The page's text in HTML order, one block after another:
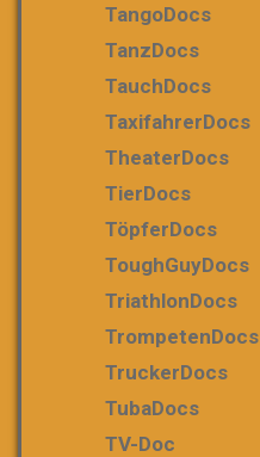
TangoDocs
TanzDocs
TauchDocs
TaxifahrerDocs
TheaterDocs
TierDocs
TöpferDocs
ToughGuyDocs
TriathlonDocs
TrompetenDocs
TruckerDocs
TubaDocs
TV-Doc